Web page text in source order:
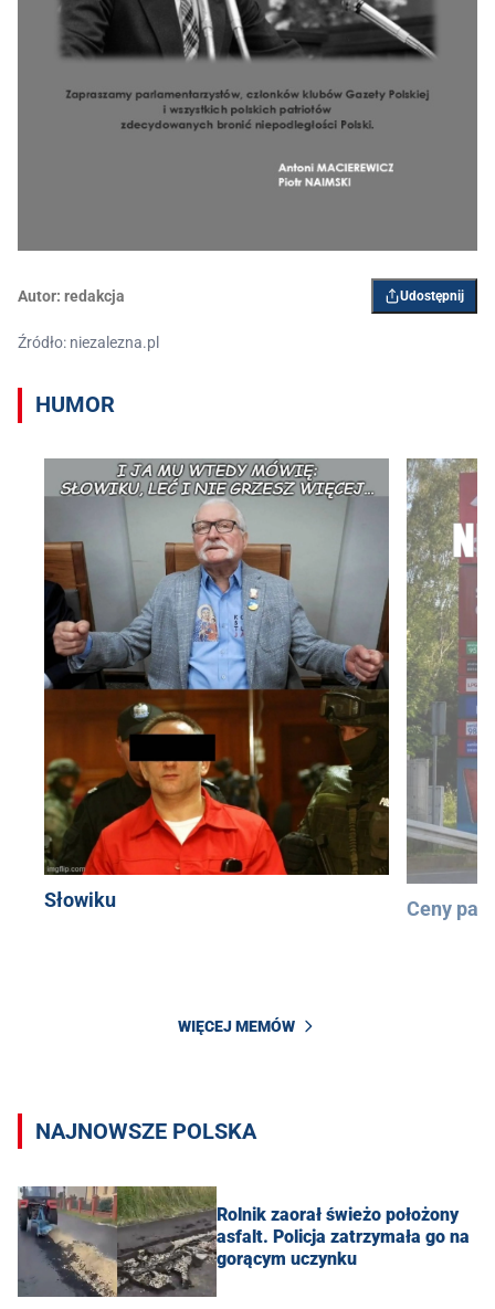
Autor: redakcja Udostępnij
Źródło: niezalezna.pl
HUMOR
Słowiku Ceny
WIĘCEJ MEMÓW
NAJNOWSZE POLSKA
Rolnik zaorał świeżo położony
asfalt. Policja zatrzymała go na
gorącym uczynku